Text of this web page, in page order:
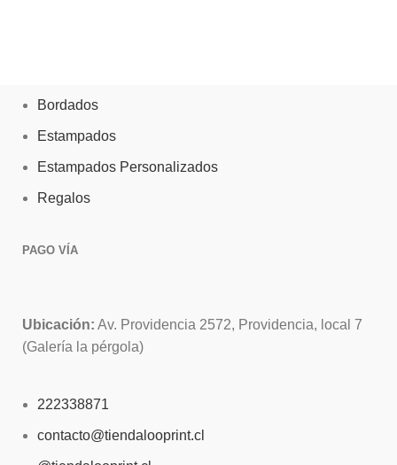
Bordados
Estampados
Estampados Personalizados
Regalos
PAGO VÍA
Ubicación: Av. Providencia 2572, Providencia, local 7
(Galería la pérgola)
222338871
contacto@tiendalooprint.cl